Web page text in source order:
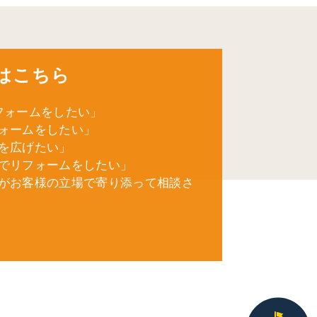
こちら
ームをしたい」
ームをしたい」
広げたい」
リフォームをしたい」
お客様の立場で寄り添って相談さ